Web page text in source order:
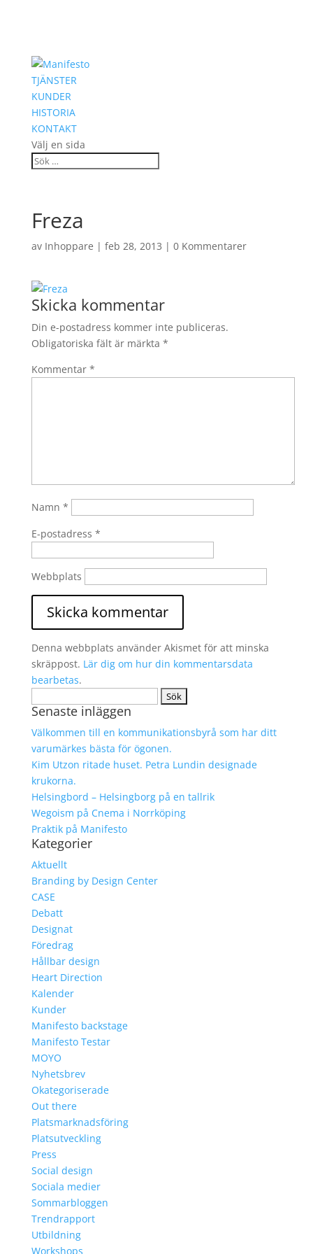
TJÄNSTER
KUNDER
HISTORIA
KONTAKT
Välj en sida
Freza
av Inhoppare | feb 28, 2013 | 0 Kommentarer
Skicka kommentar
Din e-postadress kommer inte publiceras.
Obligatoriska fält är märkta *
Kommentar *
Namn *
E-postadress *
Webbplats
Denna webbplats använder Akismet för att minska
skräppost. Lär dig om hur din kommentarsdata
bearbetas.
efter:
Senaste inläggen
Välkommen till en kommunikationsbyrå som har ditt
varumärkes bästa för ögonen.
Kim Utzon ritade huset. Petra Lundin designade
krukorna.
Helsingbord – Helsingborg på en tallrik
Wegoism på Cnema i Norrköping
Praktik på Manifesto
Kategorier
Aktuellt
Branding by Design Center
CASE
Debatt
Designat
Föredrag
Hållbar design
Heart Direction
Kalender
Kunder
Manifesto backstage
Manifesto Testar
MOYO
Nyhetsbrev
Okategoriserade
Out there
Platsmarknadsföring
Platsutveckling
Press
Social design
Sociala medier
Sommarbloggen
Trendrapport
Utbildning
Workshops